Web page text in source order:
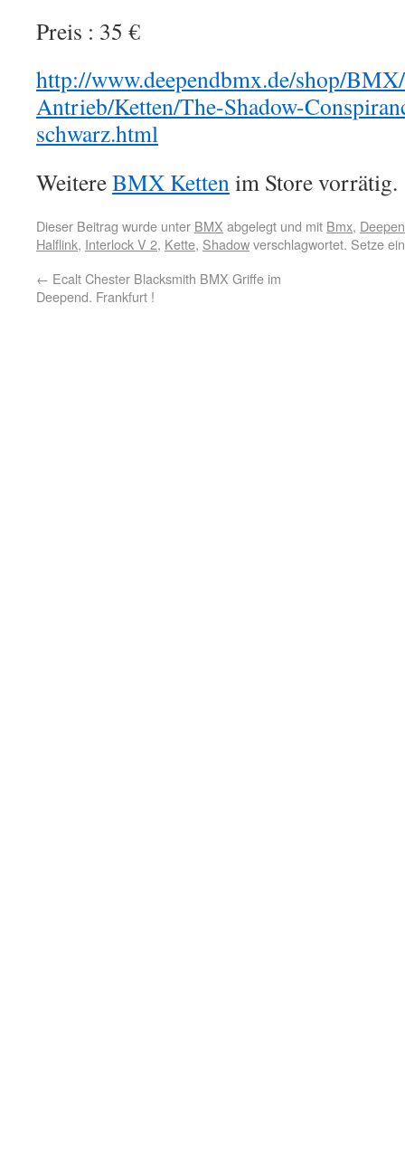
Preis : 35 €
http://www.deependbmx.de/shop/
Antrieb/Ketten/The-Shadow-
schwarz.html
WeitereBMX Kettenim Store vorrätig.
Dieser Beitrag wurde unter BMX abgelegt und mit Bmx,
Halflink, Interlock V 2, Kette, Shadowverschlagwortet. Setze
← Ecalt Chester Blacksmith BMX Griffe im
Deepend. Frankfurt !